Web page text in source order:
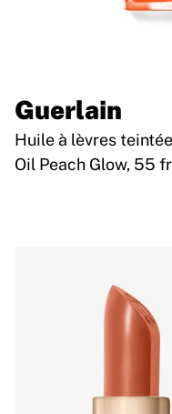
Guerlain
Huile à lèvres
Oil Peach Glow, 55